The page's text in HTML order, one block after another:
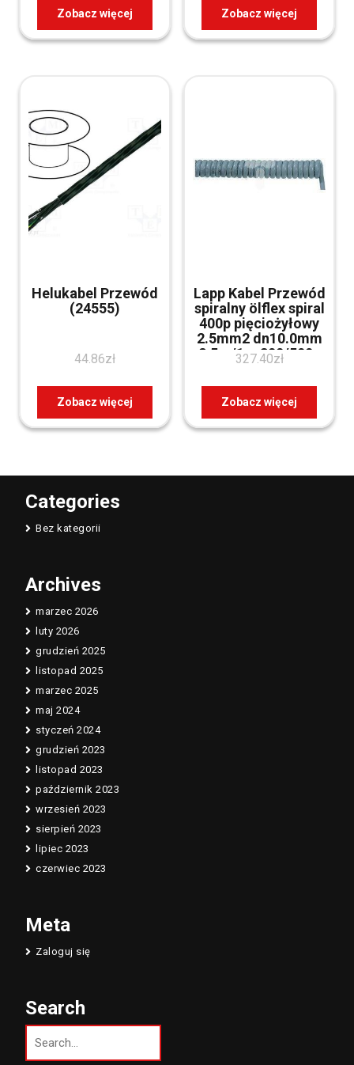
Zobacz więcej Zobacz więcej
Helukabel Przewód
(24555)
44.86zł
Zobacz więcej
Lapp Kabel Przewód
spiralny ölflex spiral
400p pięciożyłowy
2.5mm2 dn10.0mm
2.5m/1m 300/500v
pvc 70002722
327.40zł
Zobacz więcej
Categories
Bez kategorii
Archives
marzec 2026
luty 2026
grudzień 2025
listopad 2025
marzec 2025
maj 2024
styczeń 2024
grudzień 2023
listopad 2023
październik 2023
wrzesień 2023
sierpień 2023
lipiec 2023
czerwiec 2023
Meta
Zaloguj się
Search